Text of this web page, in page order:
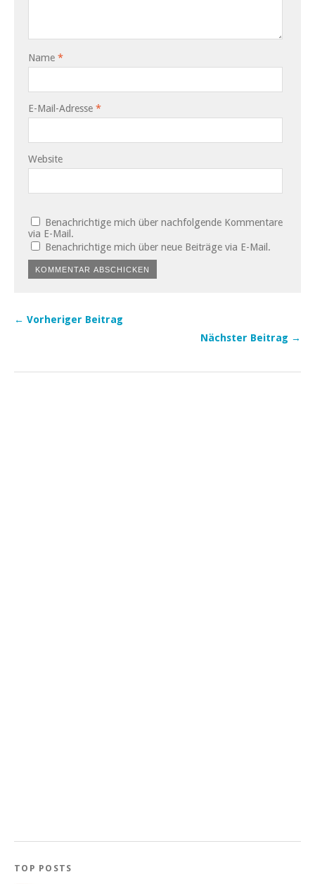
Name *
E-Mail-Adresse *
Website
Benachrichtige mich über nachfolgende Kommentare
via E-Mail.
Benachrichtige mich über neue Beiträge via E-Mail.
← Vorheriger Beitrag
Nächster Beitrag →
TOP POSTS